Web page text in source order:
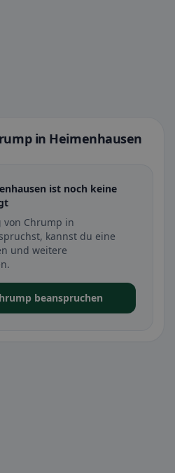
in Heimenhausen
ist noch keine
von Chrump in
kannst du eine
und weitere
beanspruchen